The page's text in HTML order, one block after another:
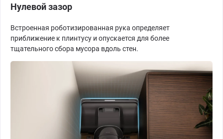
Нулевой зазор
Встроенная роботизированная рука определяет
приближение к плинтусу и опускается для более
тщательного сбора мусора вдоль стен.